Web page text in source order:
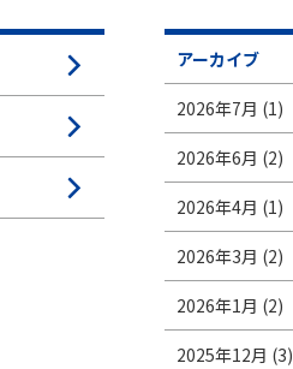
アーカイブ
2026年7月 (1)
2026年6月 (2)
2026年4月 (1)
2026年3月 (2)
2026年1月 (2)
2025年12月 (3)